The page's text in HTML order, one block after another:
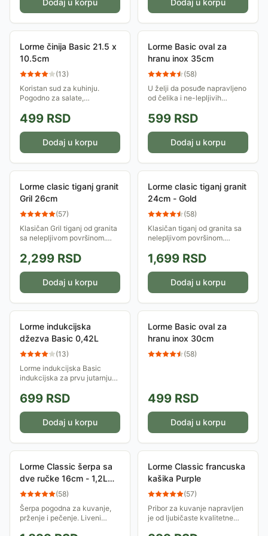
Dodaj u korpu Dodaj u korpu
Lorme činija Basic 21.5 x
10.5cm
(13)
Koristan sud za kuhinju.
Pogodno za salate,
pire.
499 RSD
Dodaj u korpu
Lorme Basic oval za
hranu inox 35cm
(58)
U želji da posuđe napravljeno
od čelika i ne-lepljivih
približimo potrošačima, Lorme
izradi...
599 RSD
Dodaj u korpu
Lorme clasic tiganj granit
Gril 26cm
(57)
Klasičan Gril tiganj od granita
sa nelepljivom površinom.
ručka od bakelita. Otporan na
grebanje. Može se prati u...
2,299 RSD
Dodaj u korpu
Lorme clasic tiganj granit
24cm - Gold
(58)
Klasičan tiganj od granita sa
nelepljivom površinom.
ručka od bakelita. Otporan na
grebanje. Može se prati u...
1,699 RSD
Dodaj u korpu
Lorme indukcijska
džezva Basic 0,42L
(13)
Lorme indukcijska Basic
indukcijska za prvu jutarnju
Može se prati u mašini za
699 RSD
Dodaj u korpu
Lorme Basic oval za
hranu inox 30cm
(58)
499 RSD
Dodaj u korpu
Lorme Classic šerpa sa
dve ručke 16cm - 1,2L
Gold
(58)
Šerpa pogodna za kuvanje,
prženje i pečenje. Liveni
Lorme Classic francuska
kašika Purple
(57)
Pribor za kuvanje napravljen
je od ljubičaste kvalitetne